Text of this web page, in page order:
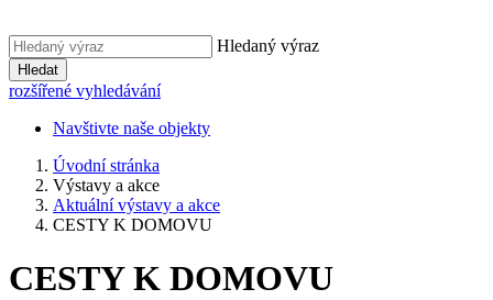
Hledaný výraz
Hledat
rozšířené vyhledávání
Navštivte naše objekty
Úvodní stránka
Výstavy a akce
Aktuální výstavy a akce
CESTY K DOMOVU
CESTY K DOMOVU